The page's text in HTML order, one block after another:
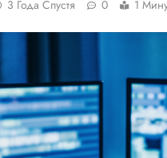
3 Года Спустя 0 1